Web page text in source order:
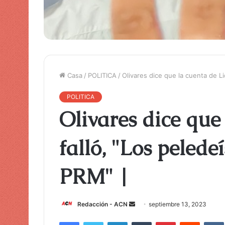
Casa / POLITICA / Olivares dice que la cuenta de
POLITICA
Olivares dice
falló, "Los
PRM" |
Redacción - ACN septiembre 13, 2023